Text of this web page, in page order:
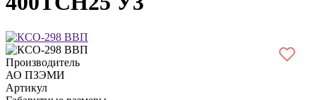
Производитель
АО ПЗЭМИ
Артикул